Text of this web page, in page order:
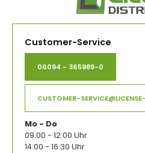
Customer-Service
06094 - 365989-0
CUSTOMER-
Mo - Do
09:00 - 12:00 Uhr
14:00 - 16:30 Uhr